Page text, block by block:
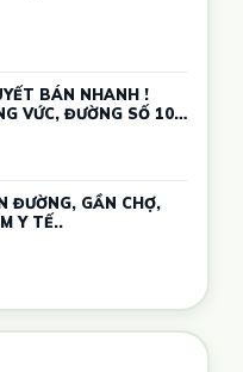
BÁN NHANH !
VỨC, ĐƯỜNG SỐ 10
HƠN THỊ TRƯỜNG -
ĐƯỜNG, GẦN CHỢ,
Y TẾ..